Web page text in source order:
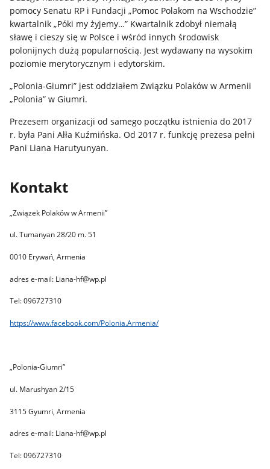
pomocy Senatu RP i Fundacji „Pomoc Polakom na Wschodzie”
kwartalnik „Póki my żyjemy…” Kwartalnik zdobył niemałą
sławę i cieszy się w Polsce i wśród innych środowisk
polonijnych dużą popularnością. Jest wydawany na wysokim
poziomie merytorycznym i edytorskim.
„Polonia-Giumri” jest oddziałem Związku Polaków w Armenii
„Polonia” w Giumri.
Prezesem organizacji od samego początku istnienia do 2017
r. była Pani Ałła Kuźmińska. Od 2017 r. funkcję prezesa pełni
Pani Liana Harutyunyan.
Kontakt
„Związek Polaków w Armenii”
ul. Tumanyan 28/20 m. 51
0010 Erywań, Armenia
adres e-mail: Liana-hf@wp.pl
Tel: 096727310
https://www.facebook.com/Polonia.Armenia/
„Polonia-Giumri”
ul. Marushyan 2/15
3115 Gyumri, Armenia
adres e-mail: Liana-hf@wp.pl
Tel: 096727310